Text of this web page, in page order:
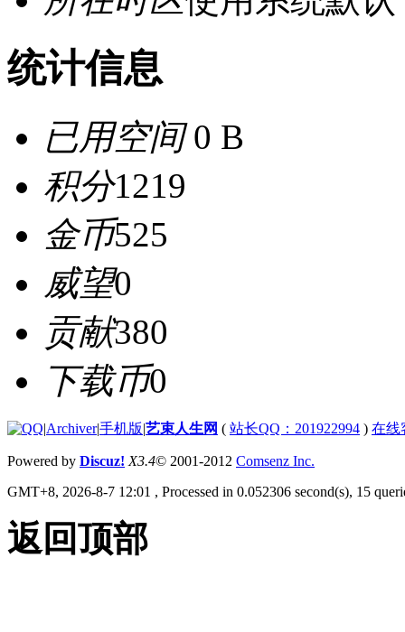
统计信息
已用空间0 B
积分1219
金币525
威望0
贡献380
下载币0
|Archiver|手机版|艺束人生网 ( 站长QQ：201922994 ) 在线
Powered by Discuz! X3.4© 2001-2012 Comsenz Inc.
GMT+8, 2026-8-7 12:01 , Processed in 0.052306 second(s), 15
返回顶部